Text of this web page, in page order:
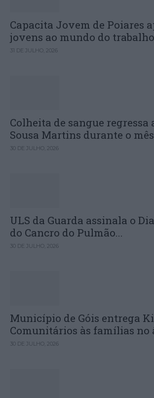
Capacita Jovem de Poiares
jovens ao mundo do trabalho
31 DE JULHO, 2026
Colheita de sangue regressa
Sousa Martins durante o
30 DE JULHO, 2026
ULS da Guarda assinala o
do Cancro do Pulmão...
30 DE JULHO, 2026
Município de Góis entrega
Comunitários às famílias no
30 DE JULHO, 2026